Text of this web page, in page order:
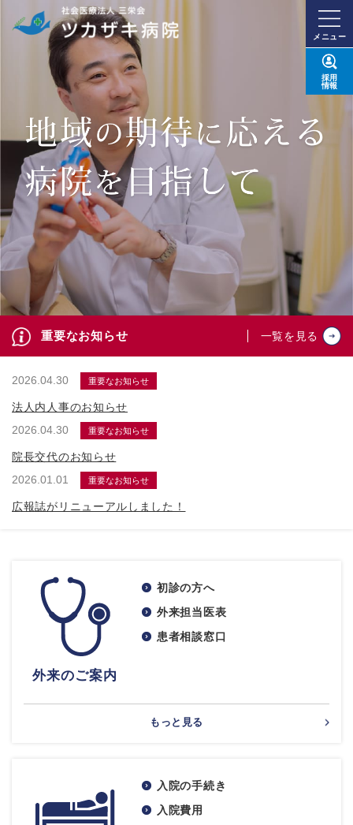
メニュー
採用
情報
重要なお知らせ 一覧を見る
2026.04.30 重要なお知らせ
法人内人事のお知らせ
2026.04.30
重要なお知らせ
院長交代のお知らせ
2026.01.01
重要なお知らせ
広報誌がリニューアルしました！
外来のご案内
初診の方へ
外来担当医表
患者相談窓口
もっと見る
入院の手続き
入院費用